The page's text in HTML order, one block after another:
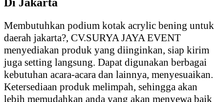
Membutuhkan podium kotak acrylic bening untuk
daerah jakarta?, CV.SURYA JAYA EVENT
menyediakan produk yang diinginkan, siap kirim
juga setting langsung. Dapat digunakan berbagai
kebutuhan acara-acara dan lainnya, menyesuaikan.
Ketersediaan produk melimpah, sehingga akan
lebih memudahkan anda yang akan menyewa baik